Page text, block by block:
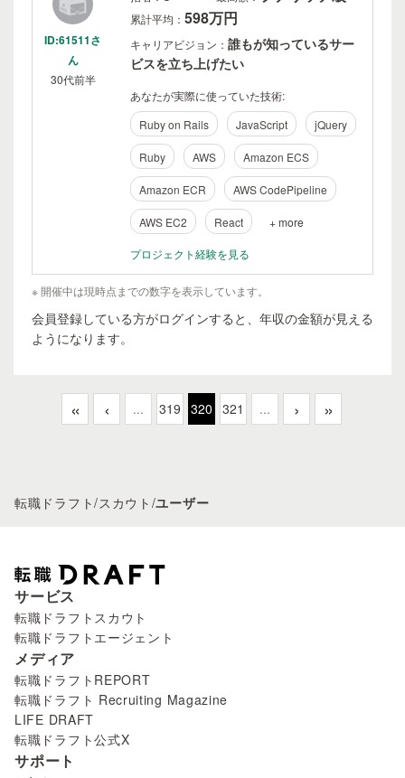
ID:61511さ
ん
30代前半
累計平均： 598万円
キャリアビジョン： 誰もが知っているサー
ビスを立ち上げたい
あなたが実際に使っていた技術:
Ruby on Rails
JavaScript jQuery
Ruby AWS Amazon ECS
Amazon ECR AWS CodePipeline
AWS EC2 React + more
プロジェクト経験を見る
※ 開催中は現時点までの数字を表示しています。
会員登録している方がログインすると、年収の金額が見える
ようになります。
« ‹ ... 319 320 321 ... › »
転職ドラフト/スカウト /ユーザー
サービス
転職ドラフトスカウト
転職ドラフトエージェント
メディア
転職ドラフトREPORT
転職ドラフト Recruiting Magazine
LIFE DRAFT
転職ドラフト公式X
サポート